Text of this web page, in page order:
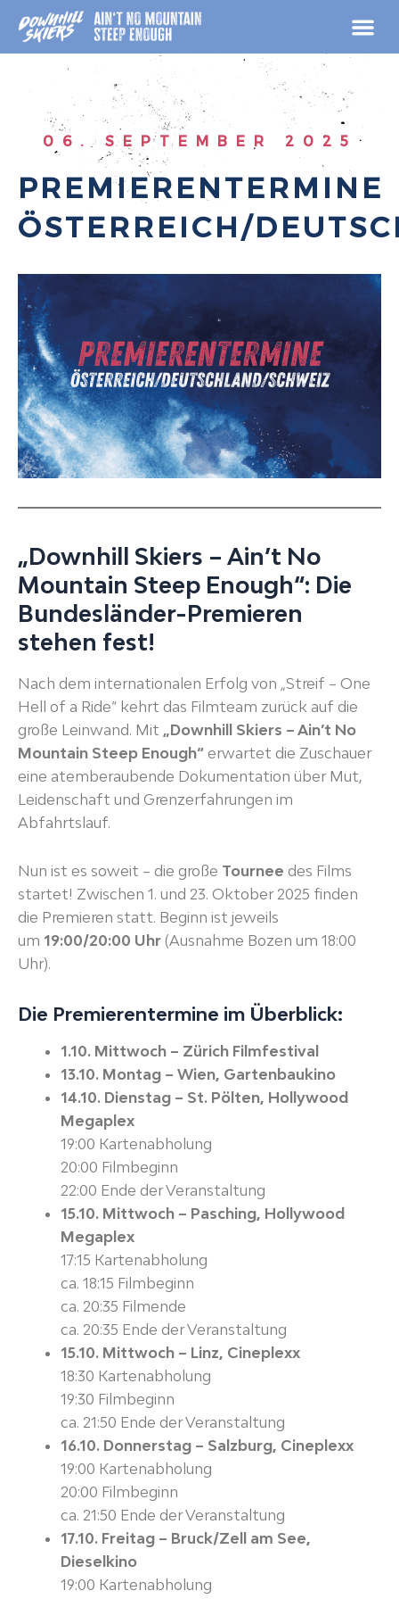
Inhalt
springen
06. SEPTEMBER 2025
PREMIERENTERMINE
ÖSTERREICH/
„Downhill Skiers – Ain’t No
Mountain Steep Enough“: Die
Bundesländer-Premieren
stehen fest!
Nach dem internationalen Erfolg von „Streif – One
Hell of a Ride“ kehrt das Filmteam zurück auf die
große Leinwand. Mit „Downhill Skiers – Ain’t No
Mountain Steep Enough“ erwartet die Zuschauer
eine atemberaubende Dokumentation über Mut,
Leidenschaft und Grenzerfahrungen im
Abfahrtslauf.
Nun ist es soweit – die große Tournee des Films
startet! Zwischen 1. und 23. Oktober 2025 finden
die Premieren statt. Beginn ist jeweils
um 19:00/20:00 Uhr (Ausnahme Bozen um 18:00
Uhr).
Die Premierentermine im Überblick:
1.10. Mittwoch – Zürich Filmfestival
13.10. Montag – Wien, Gartenbaukino
14.10. Dienstag – St. Pölten, Hollywood
Megaplex
19:00 Kartenabholung
20:00 Filmbeginn
22:00 Ende der Veranstaltung
15.10. Mittwoch – Pasching, Hollywood
Megaplex
17:15 Kartenabholung
ca. 18:15 Filmbeginn
ca. 20:35 Filmende
ca. 20:35 Ende der Veranstaltung
15.10. Mittwoch – Linz, Cineplexx
18:30 Kartenabholung
19:30 Filmbeginn
ca. 21:50 Ende der Veranstaltung
16.10. Donnerstag – Salzburg, Cineplexx
19:00 Kartenabholung
20:00 Filmbeginn
ca. 21:50 Ende der Veranstaltung
17.10. Freitag – Bruck/Zell am See,
Dieselkino
19:00 Kartenabholung